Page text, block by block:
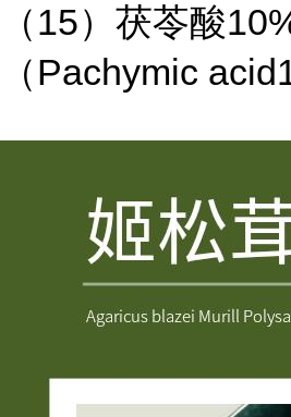
（15）茯苓酸
（Pachymic